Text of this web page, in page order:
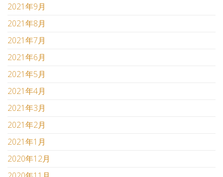
2021年9月
2021年8月
2021年7月
2021年6月
2021年5月
2021年4月
2021年3月
2021年2月
2021年1月
2020年12月